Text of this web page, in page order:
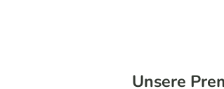
Unsere